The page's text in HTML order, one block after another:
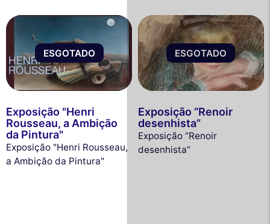
ESGOTADO
Exposição "Henri
Rousseau, a Ambição
da Pintura"
Exposição "Henri Rousseau,
a Ambição da Pintura"
ESGOTADO
Exposição “Renoir
desenhista”
Exposição “Renoir
desenhista”